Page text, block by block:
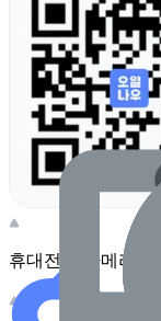
휴대전화 카메라로